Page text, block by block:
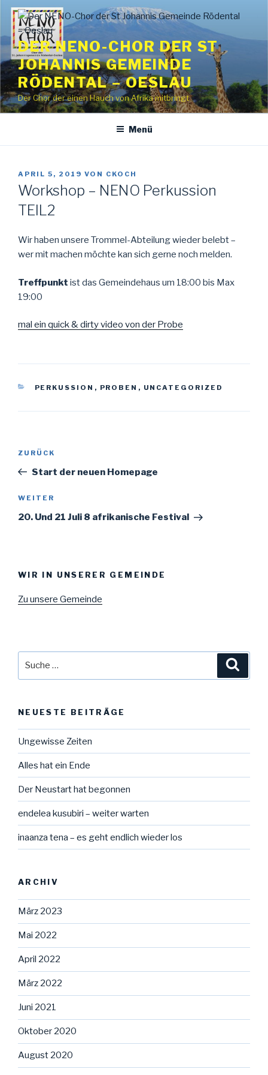
Zum
Inhalt
springen
DER NENO-CHOR DER ST
JOHANNIS GEMEINDE
RÖDENTAL – OESLAU
Der Chor der einen Hauch von Afrika mitbringt
Menü
VERÖFFENTLICHT
AM
APRIL 5, 2019 VON CKOCH
Workshop – NENO Perkussion
TEIL2
Wir haben unsere Trommel-Abteilung wieder belebt –
wer mit machen möchte kan sich gerne noch melden.
Treffpunkt ist das Gemeindehaus um 18:00 bis Max
19:00
mal ein quick & dirty video von der Probe
KATEGORIEN
PERKUSSION , PROBEN , UNCATEGORIZED
Beitragsnavigation
Vorheriger
Beitrag
ZURÜCK
Start der neuen Homepage
Nächster
Beitrag
WEITER
20. Und 21 Juli 8 afrikanische Festival
WIR IN UNSERER GEMEINDE
Zu unsere Gemeinde
NEUESTE BEITRÄGE
Ungewisse Zeiten
Alles hat ein Ende
Der Neustart hat begonnen
endelea kusubiri – weiter warten
inaanza tena – es geht endlich wieder los
ARCHIV
März 2023
Mai 2022
April 2022
März 2022
Juni 2021
Oktober 2020
August 2020